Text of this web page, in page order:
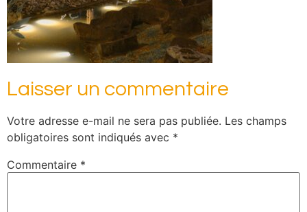
Laisser un commentaire
Votre adresse e-mail ne sera pas publiée. Les champs
obligatoires sont indiqués avec *
Commentaire *